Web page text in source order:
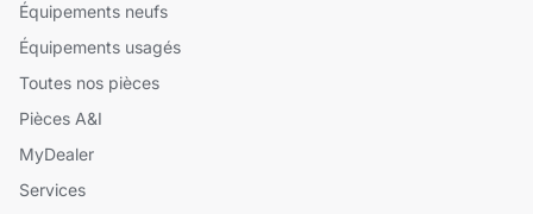
Équipements neufs
Équipements usagés
Toutes nos pièces
Pièces A&I
MyDealer
Services